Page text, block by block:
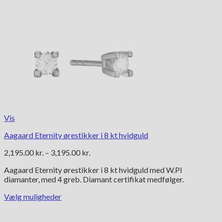
Vis
Aagaard Eternity ørestikker i 8 kt hvidguld
2,195.00 kr. – 3,195.00 kr.
til
3,195.00 kr.
Aagaard Eternity ørestikker i 8 kt hvidguld med W.PI
diamanter, med 4 greb. Diamant certifikat medfølger.
Vælg muligheder